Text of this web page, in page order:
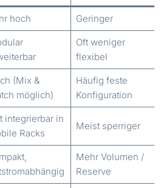
hoch Geringer
Oft weniger
flexibel
(Mix &
möglich)
Häufig feste
Konfiguration
integrierbar in
Racks
Meist sperriger
Mehr Volumen /
Reserve